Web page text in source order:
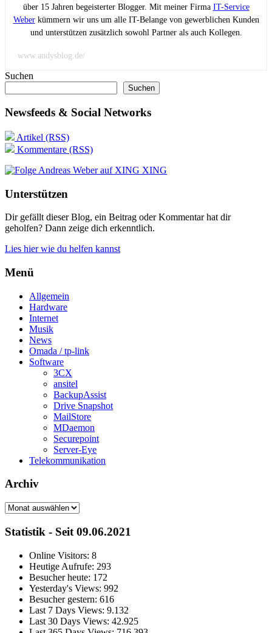
über 15 Jahren begeisterter Blogger. Mit meiner Firma IT-Service
Weberkümmern wir uns um alle IT-Belange von gewerblichen Kunden
und unterstützen zusätzlich sowohl Partner als auch Kollegen.
www.andysblog.de/
Suchen
Suchen
Newsfeeds & Social Networks
Artikel (RSS)
Kommentare (RSS)
XING
Unterstützen
Dir gefällt dieser Blog, ein Beitrag oder Kommentar hat dir
geholfen? Dann zeige dich erkenntlich.
Lies hier wie du helfen kannst
Menü
Allgemein
Hardware
Internet
Musik
News
Omada / tp-link
Software
3CX
ansitel
BackupAssist
Drive Snapshot
MailStore
MDaemon
Securepoint
Server-Eye
Telekommunikation
Archiv
Archiv
Statistik - Seit 09.06.2021
Online Visitors: 8
Heutige Aufrufe: 293
Besucher heute: 172
Yesterday's Views: 992
Besucher gestern: 616
Last 7 Days Views: 9.132
Last 30 Days Views: 42.925